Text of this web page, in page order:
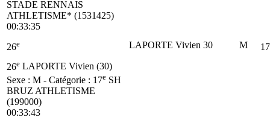
STADE RENNAIS
ATHLETISME* (1531425)
00:33:35
26e LAPORTE Vivien 30 M
17
26e LAPORTE Vivien (30)
Sexe : M - Catégorie : 17e SH
BRUZ ATHLETISME
(199000)
00:33:43